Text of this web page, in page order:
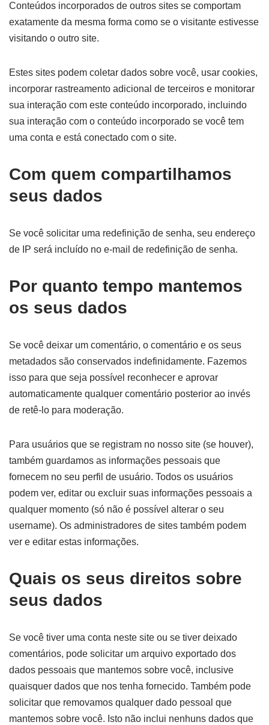
Conteúdos incorporados de outros sites se comportam
exatamente da mesma forma como se o visitante estivesse
visitando o outro site.
Estes sites podem coletar dados sobre você, usar cookies,
incorporar rastreamento adicional de terceiros e monitorar
sua interação com este conteúdo incorporado, incluindo
sua interação com o conteúdo incorporado se você tem
uma conta e está conectado com o site.
Com quem compartilhamos
seus dados
Se você solicitar uma redefinição de senha, seu endereço
de IP será incluído no e-mail de redefinição de senha.
Por quanto tempo mantemos
os seus dados
Se você deixar um comentário, o comentário e os seus
metadados são conservados indefinidamente. Fazemos
isso para que seja possível reconhecer e aprovar
automaticamente qualquer comentário posterior ao invés
de retê-lo para moderação.
Para usuários que se registram no nosso site (se houver),
também guardamos as informações pessoais que
fornecem no seu perfil de usuário. Todos os usuários
podem ver, editar ou excluir suas informações pessoais a
qualquer momento (só não é possível alterar o seu
username). Os administradores de sites também podem
ver e editar estas informações.
Quais os seus direitos sobre
seus dados
Se você tiver uma conta neste site ou se tiver deixado
comentários, pode solicitar um arquivo exportado dos
dados pessoais que mantemos sobre você, inclusive
quaisquer dados que nos tenha fornecido. Também pode
solicitar que removamos qualquer dado pessoal que
mantemos sobre você. Isto não inclui nenhuns dados que